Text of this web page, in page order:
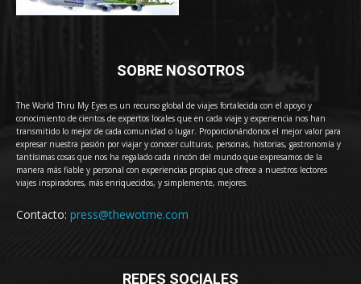
SOBRE NOSOTROS
The World Thru My Eyes es un recurso global de viajes fortalecida con el apoyo y
conocimiento de cientos de expertos locales que en cada viaje y experiencia nos han
transmitido lo mejor de cada comunidad o lugar. Proporcionándonos el mejor valor para
expresar nuestra pasión por viajar y conocer culturas, personas, historias, gastronomía y
tantísimas cosas que nos ha regalado cada rincón del mundo que expresamos de la
manera más fiable y personal con experiencias propias que ofrece a nuestros lectores
viajes inspiradores, más enriquecidos, y simplemente, mejores.
Contacto: press@thewotme.com
REDES SOCIALES